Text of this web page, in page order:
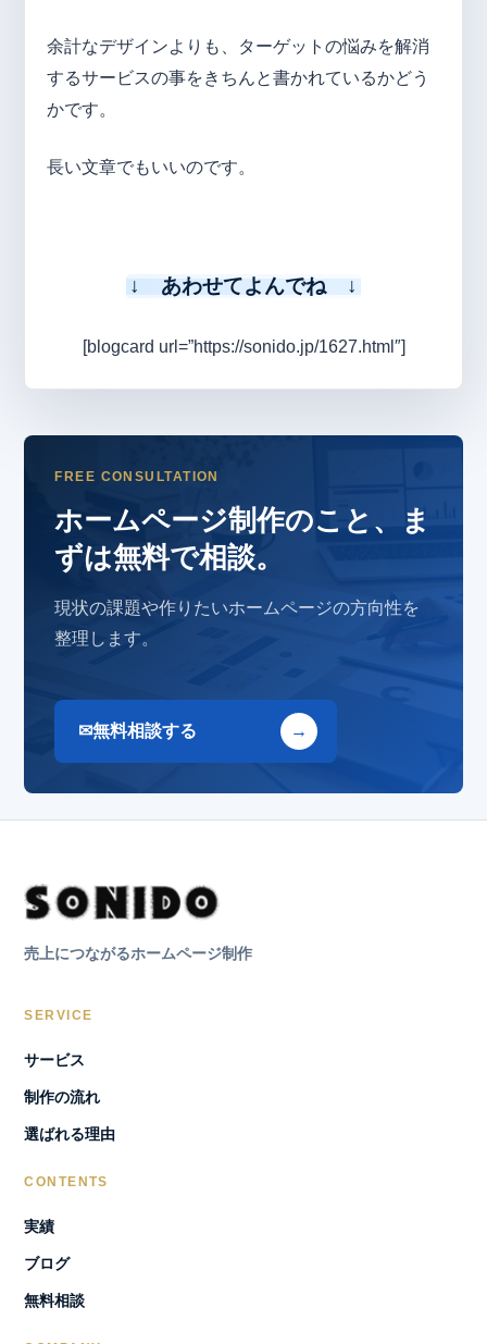
余計なデザインよりも、ターゲットの悩みを解消
するサービスの事をきちんと書かれているかどう
かです。
長い文章でもいいのです。
↓ あわせてよんでね ↓
[blogcard url=”https://sonido.jp/1627.html″]
FREE CONSULTATION
ホームページ制作のこと、ま
ずは無料で相談。
現状の課題や作りたいホームページの方向性を
整理します。
無料相談する
売上につながるホームページ制作
SERVICE
サービス
制作の流れ
選ばれる理由
CONTENTS
実績
ブログ
無料相談